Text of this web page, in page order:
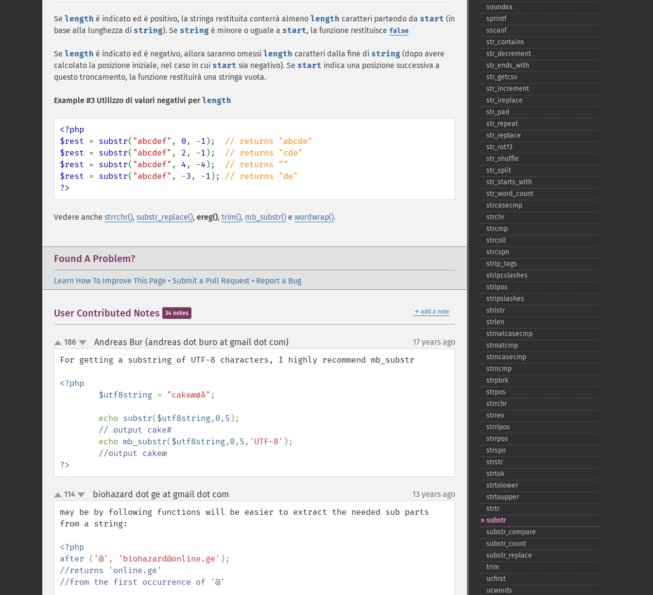
Se length è indicato ed è positivo, la stringa restituita conterrà almeno length caratteri partendo da start (in
base alla lunghezza di string). Se string è minore o uguale a start, la funzione restituisce false
Se length è indicato ed è negativo, allora saranno omessi length caratteri dalla fine di string (dopo avere
calcolato la posizione iniziale, nel caso in cui start sia negativo). Se start indica una posizione successiva a
questo troncamento, la funzione restituirà una stringa vuota.
Example #3 Utilizzo di valori negativi perlength
<?php
$rest = substr( "abcdef" , 0, -1 );
$rest = substr( "abcdef" , 2, -1 );
$rest = substr( "abcdef" , 4, -4 );
$rest = substr( "abcdef" , -3, -1 );
?>
Vedere anche strrchr(), substr_replace(), ereg(), trim(), mb_substr() e wordwrap().
Found A Problem?
Learn How To Improve This Page • Submit a Pull Request • Report a Bug
＋ add a note
User Contributed Notes 34 notes
up
down
186 Andreas Bur (andreas dot buro at gmail dot com) 17 years ago
For getting a substring of UTF-8 characters, I highly recommend mb_substr
<?php
        $utf8string
= "cakeæøå" ;
        echo
substr($utf8string,0,5 );
// output cake#
echo mb_substr($utf8string,0,5, 'UTF-8' );
?>
up
down
114 biohazard dot ge at gmail dot com 13 years ago
may be by following functions will be easier to extract the needed sub parts
from a string:
<?php
after ( '@' , 'biohazard@online.ge'
//returns 'online.ge'
//from the first occurrence of '@'
soundex
sprintf
sscanf
str_​contains
str_​decrement
str_​ends_​with
str_​getcsv
str_​increment
str_​ireplace
str_​pad
str_​repeat
str_​replace
str_​rot13
str_​shuffle
str_​split
str_​starts_​with
str_​word_​count
strcasecmp
strchr
strcmp
strcoll
strcspn
strip_​tags
stripcslashes
stripos
stripslashes
stristr
strlen
strnatcasecmp
strnatcmp
strncasecmp
strncmp
strpbrk
strpos
strrchr
strrev
strripos
strrpos
strspn
strstr
strtok
strtolower
strtoupper
strtr
substr
substr_​compare
substr_​count
substr_​replace
trim
ucfirst
ucwords